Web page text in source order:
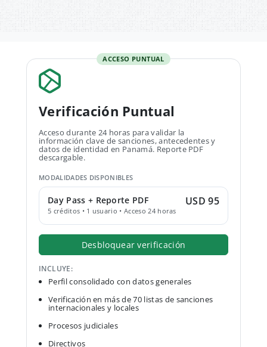
ACCESO PUNTUAL
Verificación Puntual
Acceso durante 24 horas para validar la
información clave de sanciones, antecedentes y
datos de identidad en Panamá. Reporte PDF
descargable.
MODALIDADES DISPONIBLES
Day Pass + Reporte PDF
5 créditos • 1 usuario • Acceso 24 horas
USD 95
Desbloquear verificación
INCLUYE:
Perfil consolidado con datos generales
Verificación en más de 70 listas de sanciones
internacionales y locales
Procesos judiciales
Directivos